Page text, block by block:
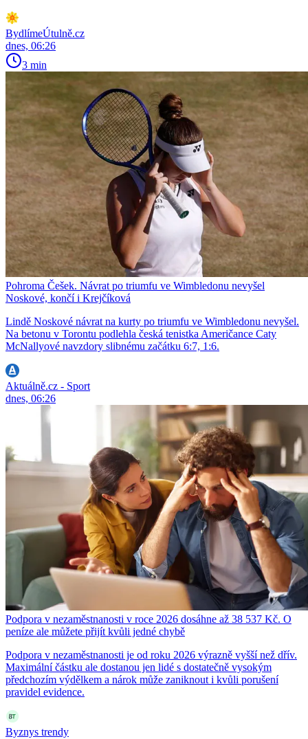
BydlímeÚtulně.cz
dnes, 06:26
3 min
Pohroma Češek. Návrat po triumfu ve Wimbledonu nevyšel
Noskové, končí i Krejčíková
Lindě Noskové návrat na kurty po triumfu ve Wimbledonu nevyšel.
Na betonu v Torontu podlehla česká tenistka Američance Caty
McNallyové navzdory slibnému začátku 6:7, 1:6.
Aktuálně.cz - Sport
dnes, 06:26
Podpora v nezaměstnanosti v roce 2026 dosáhne až 38 537 Kč. O
peníze ale můžete přijít kvůli jedné chybě
Podpora v nezaměstnanosti je od roku 2026 výrazně vyšší než dřív.
Maximální částku ale dostanou jen lidé s dostatečně vysokým
předchozím výdělkem a nárok může zaniknout i kvůli porušení
pravidel evidence.
Byznys trendy